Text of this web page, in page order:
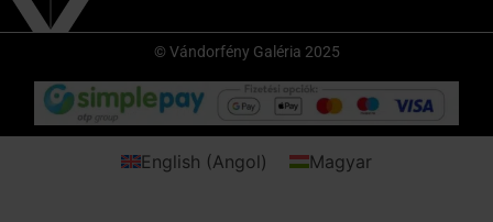
© Vándorfény Galéria 2025
English (Angol) Magyar